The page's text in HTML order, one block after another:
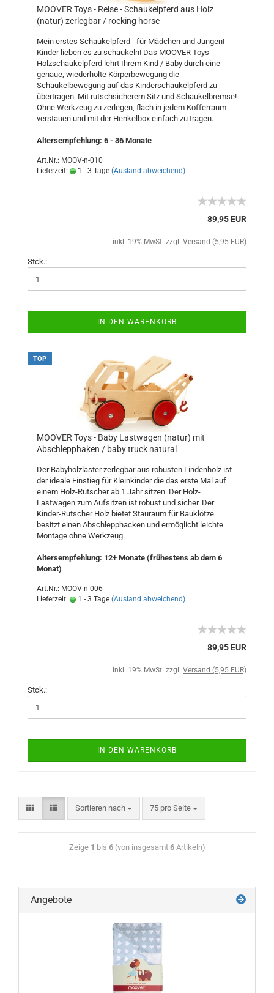
MOOVER Toys - Reise - Schaukelpferd aus Holz
(natur) zerlegbar / rocking horse
Mein erstes Schaukelpferd - für Mädchen und Jungen!
Kinder lieben es zu schaukeln! Das MOOVER Toys
Holzschaukelpferd lehrt Ihrem Kind / Baby durch eine
genaue, wiederholte Körperbewegung die
Schaukelbewegung auf das Kinderschaukelpferd zu
übertragen. Mit rutschsicherem Sitz und Schaukelbremse!
Ohne Werkzeug zu zerlegen, flach in jedem Kofferraum
verstauen und mit der Henkelbox einfach zu tragen.
Altersempfehlung: 6 - 36 Monate
Art.Nr.: MOOV-n-010
Lieferzeit:
1 - 3 Tage (Ausland abweichend)
89,95 EUR
inkl. 19% MwSt. zzgl. Versand (5,95 EUR)
Stck.:
IN DEN WARENKORB
TOP
MOOVER Toys - Baby Lastwagen (natur) mit
Abschlepphaken / baby truck natural
Der Babyholzlaster zerlegbar aus robusten Lindenholz ist
der ideale Einstieg für Kleinkinder die das erste Mal auf
einem Holz-Rutscher ab 1 Jahr sitzen. Der Holz-
Lastwagen zum Aufsitzen ist robust und sicher. Der
Kinder-Rutscher Holz bietet Stauraum für Bauklötze
besitzt einen Abschlepphacken und ermöglicht leichte
Montage ohne Werkzeug.
Altersempfehlung: 12+ Monate (frühestens ab dem 6
Monat)
Art.Nr.: MOOV-n-006
Lieferzeit:
1 - 3 Tage (Ausland abweichend)
89,95 EUR
inkl. 19% MwSt. zzgl. Versand (5,95 EUR)
Stck.:
IN DEN WARENKORB
Sortieren nach 75 pro Seite
Zeige 1 bis 6(von insgesamt 6Artikeln)
Angebote